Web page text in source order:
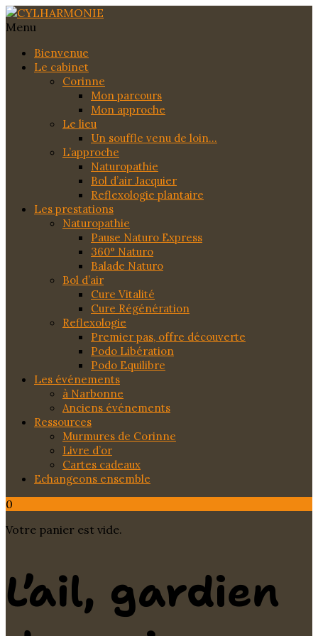
Menu
Bienvenue
Le cabinet
Corinne
Mon parcours
Mon approche
Le lieu
Un souffle venu de loin…
L’approche
Naturopathie
Bol d’air Jacquier
Reflexologie plantaire
Les prestations
Naturopathie
Pause Naturo Express
360° Naturo
Balade Naturo
Bol d’air
Cure Vitalité
Cure Régénération
Reflexologie
Premier pas, offre découverte
Podo Libération
Podo Equilibre
Les événements
à Narbonne
Anciens événements
Ressources
Murmures de Corinne
Livre d’or
Cartes cadeaux
Echangeons ensemble
0
Votre panier est vide.
L’ail, gardien